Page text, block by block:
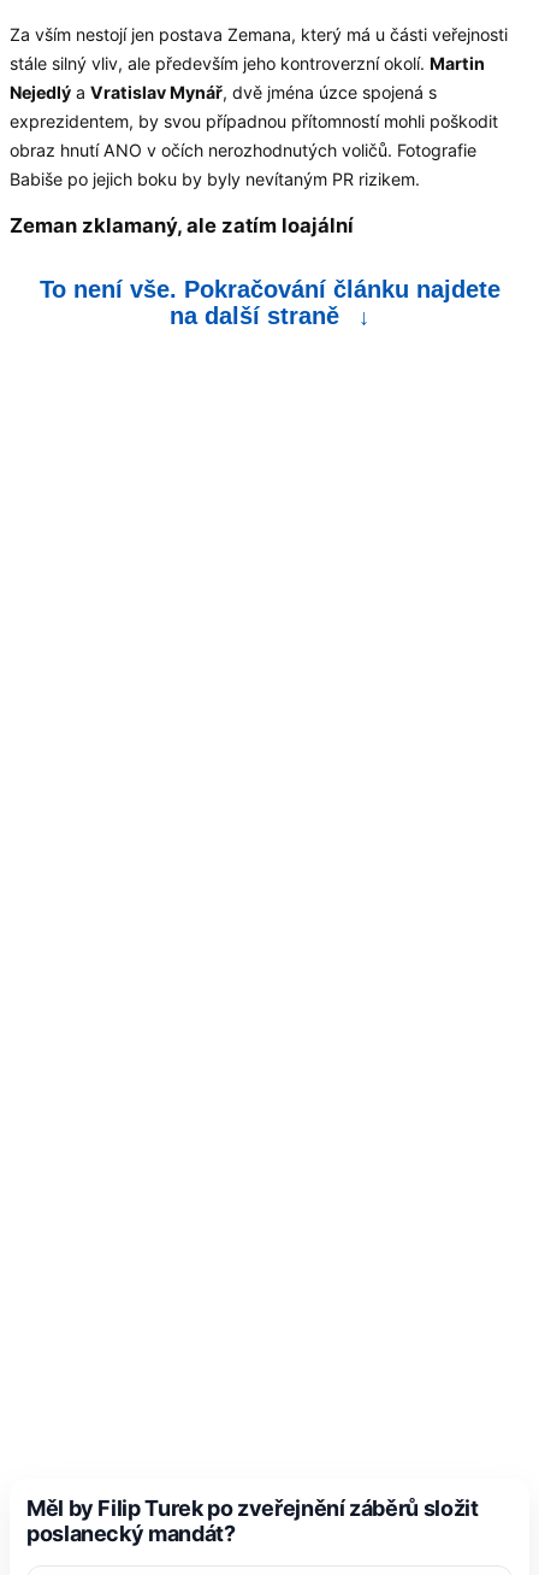
Za vším nestojí jen postava Zemana, který má u části veřejnosti
stále silný vliv, ale především jeho kontroverzní okolí. Martin
Nejedlý a Vratislav Mynář, dvě jména úzce spojená s
exprezidentem, by svou případnou přítomností mohli poškodit
obraz hnutí ANO v očích nerozhodnutých voličů. Fotografie
Babiše po jejich boku by byly nevítaným PR rizikem.
Zeman zklamaný, ale zatím loajální
To není vše. Pokračování článku najdete
na další straně
↓
Měl by Filip Turek po zveřejnění záběrů složit
poslanecký mandát?